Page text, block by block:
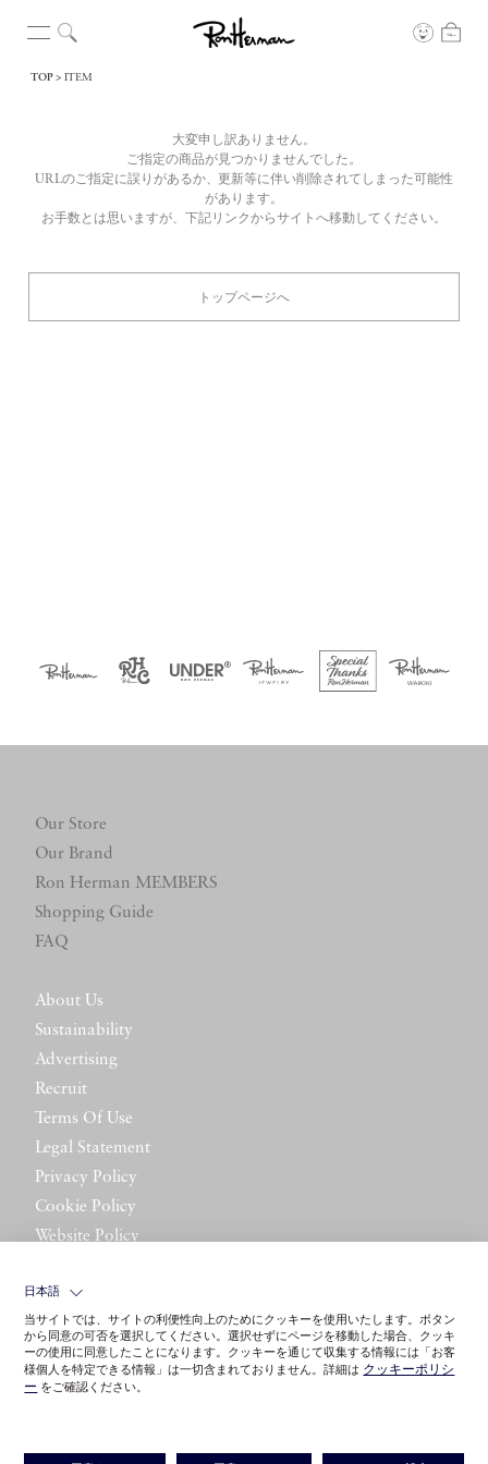
TOP ITEM
大変申し訳ありません。
ご指定の商品が見つかりませんでした。
URLのご指定に誤りがあるか、更新等に伴い削除されてしまった可能性
があります。
お手数とは思いますが、下記リンクからサイトへ移動してください。
トップページへ
Our Store
Our Brand
Ron Herman MEMBERS
Shopping Guide
FAQ
About Us
Sustainability
Advertising
Recruit
Terms Of Use
Legal Statement
Privacy Policy
Cookie Policy
Website Policy
日本語
当サイトでは、サイトの利便性向上のためにクッキーを使用いたします。ボタン
から同意の可否を選択してください。選択せずにページを移動した場合、クッキ
ーの使用に同意したことになります。クッキーを通じて収集する情報には「お客
様個人を特定できる情報」は一切含まれておりません。詳細は クッキーポリシ
ー をご確認ください。